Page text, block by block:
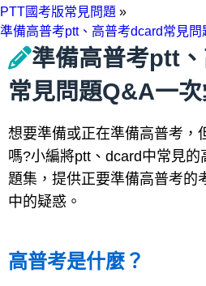
PTT國考版常見問題 »
準備高普考ptt、高普考dcard常見
準備高普考ptt
常見問題Q&A一
想要準備或正在準備高普考，
嗎?小編將ptt、dcard中常見的
題集，提供正要準備高普考的
中的疑惑。
高普考是什麼？